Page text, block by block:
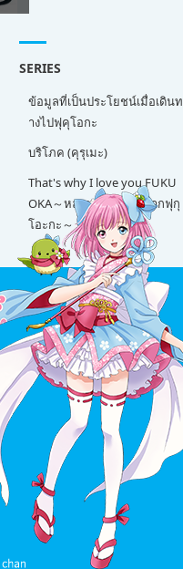
SERIES
ข้อมูลที่เป็นประโยชน์เมื่อเดินท
างไปฟุคุโอกะ
บริโภค (คุรุเมะ)
That's why I love you FUKU
OKA～หลายเรื่องน่ารักจากฟุกุ
โอะกะ～